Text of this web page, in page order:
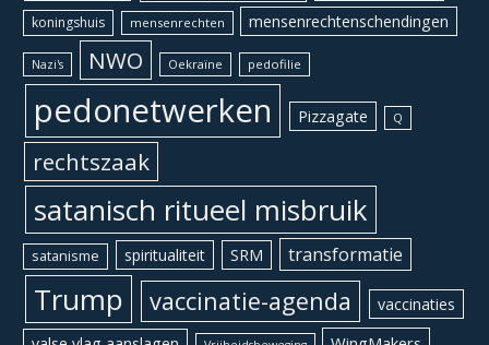
koningshuis mensenrechten mensenrechtenschendingen
Nazi's NWO Oekraïne pedofilie
pedonetwerken Pizzagate Q
rechtszaak
satanisch ritueel misbruik
satanisme spiritualiteit SRM transformatie
Trump vaccinatie-agenda
vaccinaties